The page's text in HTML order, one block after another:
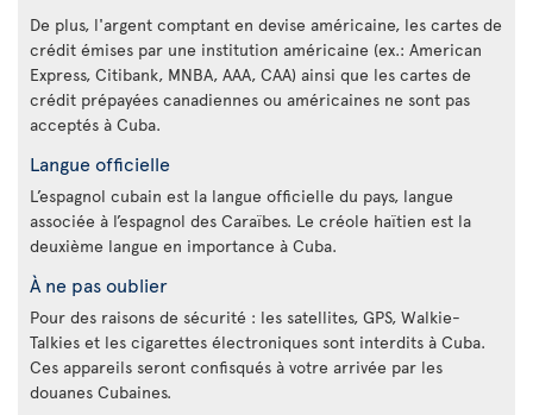
De plus, l'argent comptant en devise américaine, les cartes de
crédit émises par une institution américaine (ex.: American
Express, Citibank, MNBA, AAA, CAA) ainsi que les cartes de
crédit prépayées canadiennes ou américaines ne sont pas
acceptés à Cuba.
Langue officielle
L’espagnol cubain est la langue officielle du pays, langue
associée à l’espagnol des Caraïbes. Le créole haïtien est la
deuxième langue en importance à Cuba.
À ne pas oublier
Pour des raisons de sécurité : les satellites, GPS, Walkie-
Talkies et les cigarettes électroniques sont interdits à Cuba.
Ces appareils seront confisqués à votre arrivée par les
douanes Cubaines.